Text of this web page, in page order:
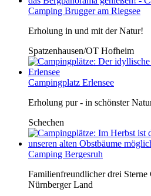
Camping Brugger am Riegsee
Erholung in und mit der Natur!
Spatzenhausen/OT Hofheim
Campingplatz Erlensee
Erholung pur - in schönster
Schechen
Camping Bergesruh
Familienfreundlicher drei
Nürnberger Land